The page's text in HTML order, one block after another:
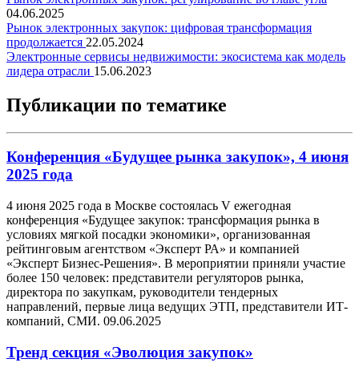
04.06.2025
Рынок электронных закупок: цифровая трансформация
продолжается 22.05.2024
Электронные сервисы недвижимости: экосистема как модель
лидера отрасли 15.06.2023
Публикации по тематике
Конференция «Будущее рынка закупок», 4 июня
2025 года
4 июня 2025 года в Москве состоялась V ежегодная
конференция «Будущее закупок: трансформация рынка в
условиях мягкой посадки экономики», организованная
рейтинговым агентством «Эксперт РА» и компанией
«Эксперт Бизнес-Решения». В мероприятии приняли участие
более 150 человек: представители регуляторов рынка,
директора по закупкам, руководители тендерных
направлений, первые лица ведущих ЭТП, представители ИТ-
компаний, СМИ. 09.06.2025
Тренд секция «Эволюция закупок»